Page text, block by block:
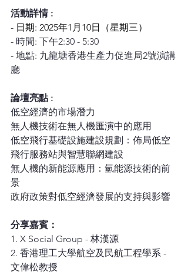
活動詳情 :
- 日期: 2025年1月10日（星期三）
- 時間: 下午2:30 - 5:30
- 地點: 九龍塘香港生產力促進局2號演講
廳
論壇亮點 :
低空經濟的市場潛力
無人機技術在無人機匯演中的應用
低空飛行基礎設施建設規劃：佈局低空
飛行服務站與智慧聯網建設
無人機的新能源應用：氫能源技術的前
景
政府政策對低空經濟發展的支持與影響
分享嘉賓：
1. X Social Group - 林漢源
2. 香港理工大學航空及民航工程學系 -
文偉松教授